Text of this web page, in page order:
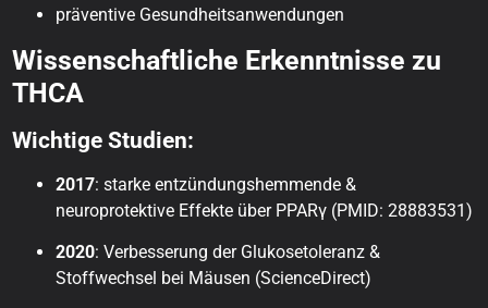
präventive Gesundheitsanwendungen
Wissenschaftliche Erkenntnisse zu
THCA
Wichtige Studien:
2017: starke entzündungshemmende &
neuroprotektive Effekte über PPARγ (PMID: 28883531)
2020: Verbesserung der Glukosetoleranz &
Stoffwechsel bei Mäusen (ScienceDirect)